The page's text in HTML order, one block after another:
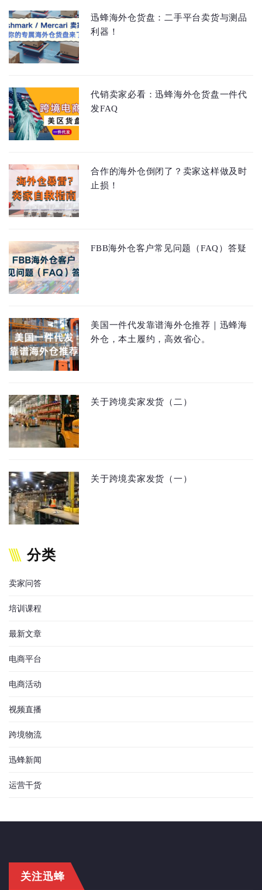
迅蜂海外仓货盘：二手平台卖货与测品
利器！
代销卖家必看：迅蜂海外仓货盘一件代
发FAQ
合作的海外仓倒闭了？卖家这样做及时
止损！
FBB海外仓客户常见问题（FAQ）答疑
美国一件代发靠谱海外仓推荐｜迅蜂海
外仓，本土履约，高效省心。
关于跨境卖家发货（二）
关于跨境卖家发货（一）
分类
卖家问答
培训课程
最新文章
电商平台
电商活动
视频直播
跨境物流
迅蜂新闻
运营干货
关注迅蜂